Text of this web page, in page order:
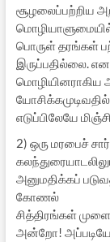
சூழலைப்பற்றிய
பொருள் தரங்கள்
இருப்பதில்லை.
மொழியினராகிய
எடுப்பிலேயே
2) ஒரு மரபைச்
அனுமதிக்கப்
கோணல்
சித்திரங்கள்
அன்றோ!